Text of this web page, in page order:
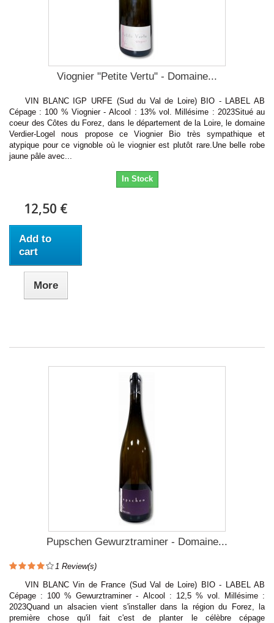
Viognier "Petite Vertu" - Domaine...
VIN BLANC IGP URFE (Sud du Val de Loire) BIO - LABEL AB
Cépage : 100 % Viognier - Alcool : 13% vol. Millésime : 2023Situé au
coeur des Côtes du Forez, dans le département de la Loire, le domaine
Verdier-Logel nous propose ce Viognier Bio très sympathique et
atypique pour ce vignoble où le viognier est plutôt rare.Une belle robe
jaune pâle avec...
In Stock
12,50 €
Add to
cart
More
Pupschen Gewurztraminer - Domaine...
1 Review(s)
VIN BLANC Vin de France (Sud Val de Loire) BIO - LABEL AB
Cépage : 100 % Gewurztraminer - Alcool : 12,5 % vol. Millésime :
2023Quand un alsacien vient s'installer dans la région du Forez, la
première chose qu'il fait c'est de planter le célèbre cépage